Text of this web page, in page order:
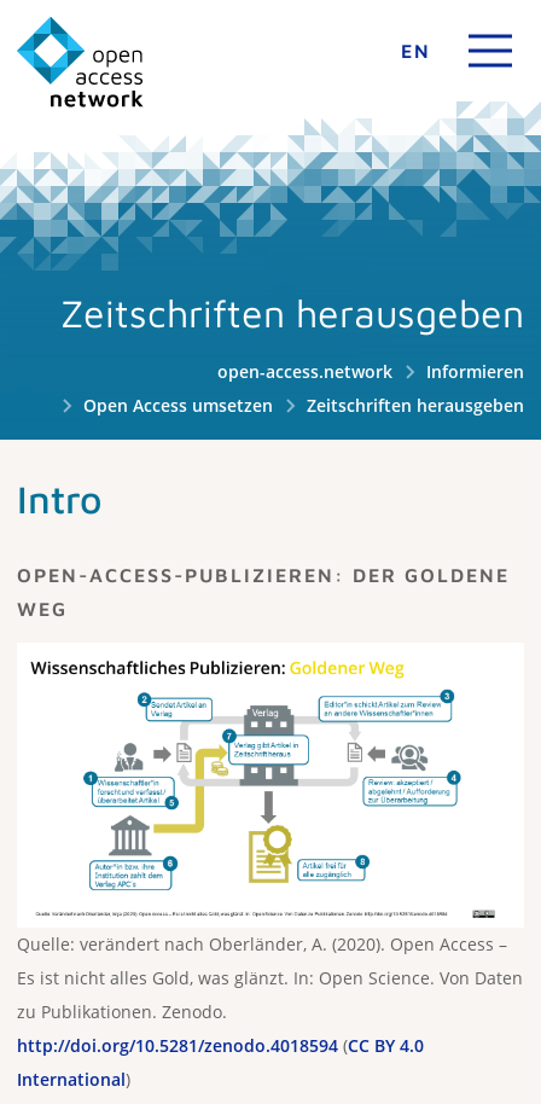
EN
Zeitschriften herausgeben
open-access.network
Informieren
Open Access umsetzen
Zeitschriften herausgeben
Intro
OPEN-ACCESS-PUBLIZIEREN: DER GOLDENE
WEG
Quelle: verändert nach Oberländer, A. (2020). Open Access –
Es ist nicht alles Gold, was glänzt. In: Open Science. Von Daten
zu Publikationen. Zenodo.
http://doi.org/10.5281/zenodo.4018594 (CC BY 4.0
International)